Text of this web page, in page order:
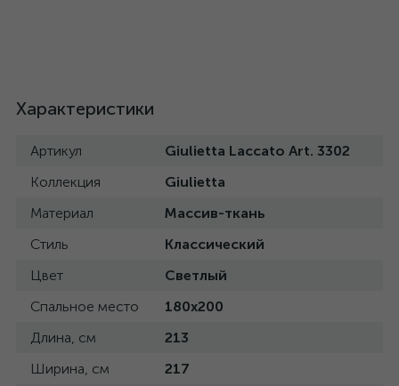
Характеристики
Артикул
Giulietta Laccato Art. 3302
Коллекция
Giulietta
Материал
Массив-ткань
Стиль
Классический
Цвет
Светлый
Спальное место
180x200
Длина, см
213
Ширина, см
217